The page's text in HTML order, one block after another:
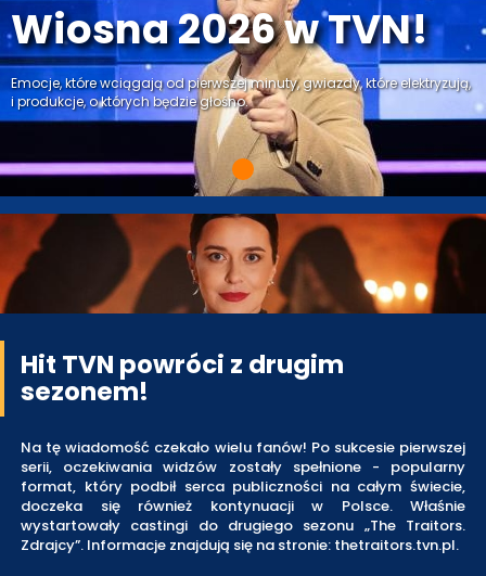
Wiosna 2026 w TVN!
Emocje, które wciągają od pierwszej minuty, gwiazdy, które elektryzują,
i produkcje, o których będzie głośno.
Hit TVN powróci z drugim
sezonem!
Na tę wiadomość czekało wielu fanów! Po sukcesie pierwszej
serii, oczekiwania widzów zostały spełnione - popularny
format, który podbił serca publiczności na całym świecie,
doczeka się również kontynuacji w Polsce. Właśnie
wystartowały castingi do drugiego sezonu „The Traitors.
Zdrajcy”. Informacje znajdują się na stronie: thetraitors.tvn.pl.